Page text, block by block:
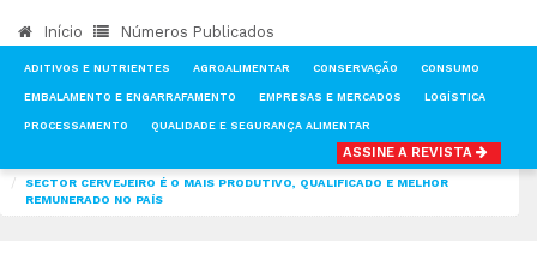
Início Números Publicados
ADITIVOS E NUTRIENTES AGROALIMENTAR CONSERVAÇÃO CONSUMO
EMBALAMENTO E ENGARRAFAMENTO EMPRESAS E MERCADOS LOGÍSTICA
PROCESSAMENTO QUALIDADE E SEGURANÇA ALIMENTAR
ASSINE A REVISTA
SECTOR CERVEJEIRO É O MAIS PRODUTIVO, QUALIFICADO E MELHOR
REMUNERADO NO PAÍS